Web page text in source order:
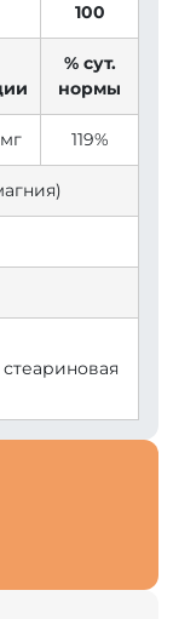
100
% сут.
нормы
119%